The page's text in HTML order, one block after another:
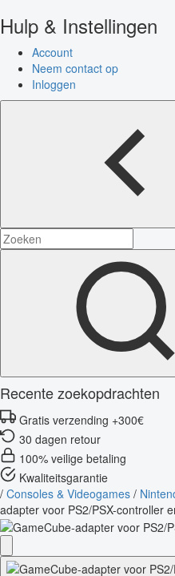
Hulp & Instellingen
Account
Neem contact op
Inloggen
Recente zoekopdrachten
Gratis verzending +300€
30 dagen retour
100% veilige betaling
Kwaliteitsgarantie
/ Consoles & Videogames /
adapter voor PS2/PSX-controller